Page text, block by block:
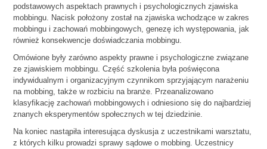
podstawowych aspektach prawnych i psychologicznych zjawiska
mobbingu. Nacisk położony został na zjawiska wchodzące w zakres
mobbingu i zachowań mobbingowych, genezę ich występowania, jak
również konsekwencje doświadczania mobbingu.
Omówione były zarówno aspekty prawne i psychologiczne związane
ze zjawiskiem mobbingu. Część szkolenia była poświęcona
indywidualnym i organizacyjnym czynnikom sprzyjającym narażeniu
na mobbing, także w rozbiciu na branże. Przeanalizowano
klasyfikację zachowań mobbingowych i odniesiono się do najbardziej
znanych eksperymentów społecznych w tej dziedzinie.
Na koniec nastąpiła interesująca dyskusja z uczestnikami warsztatu,
z których kilku prowadzi sprawy sądowe o mobbing. Uczestnicy